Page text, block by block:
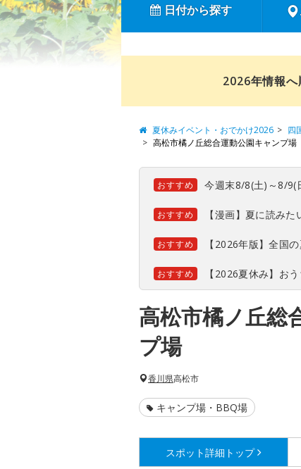
日付から探す
2026年情報へ
夏休みイベント・おでかけ2026 四
高松市橘ノ丘総合運動公園キャンプ場
おすすめ 今週末8/8(土)～8/9(
おすすめ 【漫画】夏に読み
おすすめ 【2026年版】全国
おすすめ 【2026夏休み】お
高松市橘ノ丘総
プ場
香川県高松市
キャンプ場・BBQ場
スポット詳細 トップ